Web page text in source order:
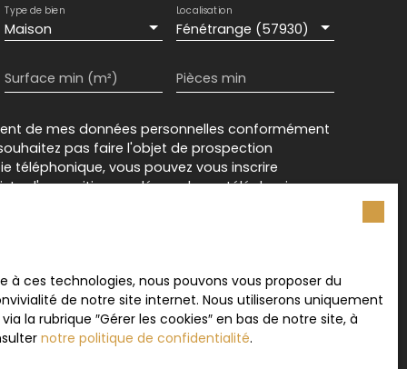
Maison
Type de bien
Fénétrange (57930)
Localisation
Surface min (m²) Pièces min
de mes données personnelles conformément
souhaitez pas faire l'objet de prospection
téléphonique, vous pouvez vous inscrire
d'opposition au démarchage téléphonique,
Bloctel, CS 61311, 41013 BLOIS CEDEX.
le traitement de vos données personnelles,
politique de confidentialité.
ces technologies, nous pouvons vous proposer du
de notre site internet. Nous utiliserons uniquement
la rubrique ″Gérer les cookies″ en bas de notre site, à
notre politique de confidentialité.